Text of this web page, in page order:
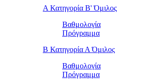
Α Κατηγορία Β' Όμιλος
Βαθμολογία
Πρόγραμμα
Β Κατηγορία Α Όμιλος
Βαθμολογία
Πρόγραμμα